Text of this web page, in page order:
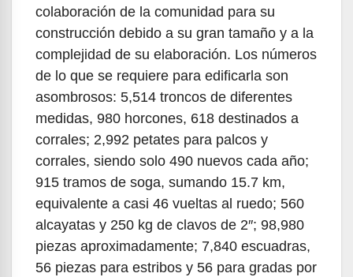
colaboración de la comunidad para su
construcción debido a su gran tamaño y a la
complejidad de su elaboración. Los números
de lo que se requiere para edificarla son
asombrosos: 5,514 troncos de diferentes
medidas, 980 horcones, 618 destinados a
corrales; 2,992 petates para palcos y
corrales, siendo solo 490 nuevos cada año;
915 tramos de soga, sumando 15.7 km,
equivalente a casi 46 vueltas al ruedo; 560
alcayatas y 250 kg de clavos de 2″; 98,980
piezas aproximadamente; 7,840 escuadras,
56 piezas para estribos y 56 para gradas por